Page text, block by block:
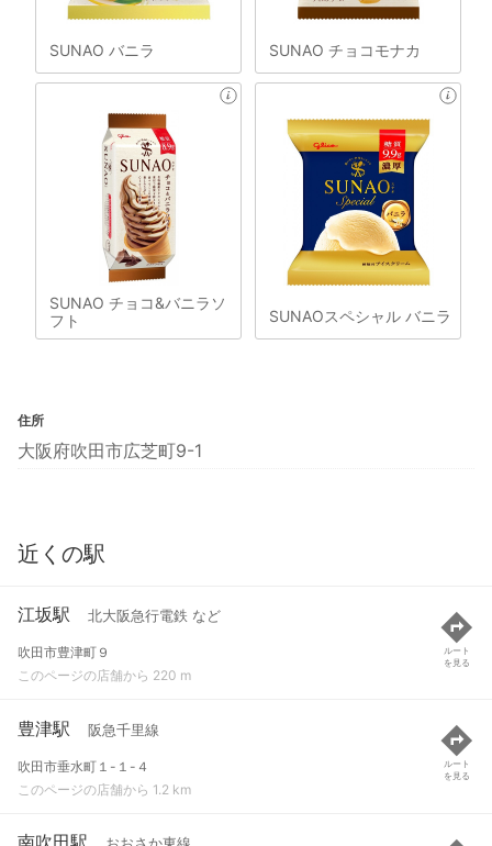
SUNAO バニラ SUNAO チョコモナカ
SUNAO チョコ&バニラソ
フト
SUNAOスペシャル バニラ
住所
大阪府吹田市広芝町9-1
近くの駅
江坂駅 北大阪急行電鉄 など
吹田市豊津町９
このページの店舗から 220 m
ルート
を見る
豊津駅 阪急千里線
吹田市垂水町１-１-４
このページの店舗から 1.2 km
ルート
を見る
南吹田駅